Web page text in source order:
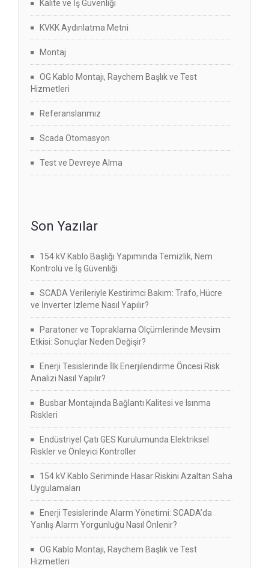
Kalite ve İş Güvenliği
KVKK Aydınlatma Metni
Montaj
OG Kablo Montajı, Raychem Başlık ve Test
Hizmetleri
Referanslarımız
Scada Otomasyon
Test ve Devreye Alma
Son Yazılar
154 kV Kablo Başlığı Yapımında Temizlik, Nem
Kontrolü ve İş Güvenliği
SCADA Verileriyle Kestirimci Bakım: Trafo, Hücre
ve İnverter İzleme Nasıl Yapılır?
Paratoner ve Topraklama Ölçümlerinde Mevsim
Etkisi: Sonuçlar Neden Değişir?
Enerji Tesislerinde İlk Enerjilendirme Öncesi Risk
Analizi Nasıl Yapılır?
Busbar Montajında Bağlantı Kalitesi ve Isınma
Riskleri
Endüstriyel Çatı GES Kurulumunda Elektriksel
Riskler ve Önleyici Kontroller
154 kV Kablo Seriminde Hasar Riskini Azaltan Saha
Uygulamaları
Enerji Tesislerinde Alarm Yönetimi: SCADA’da
Yanlış Alarm Yorgunluğu Nasıl Önlenir?
OG Kablo Montajı, Raychem Başlık ve Test
Hizmetleri